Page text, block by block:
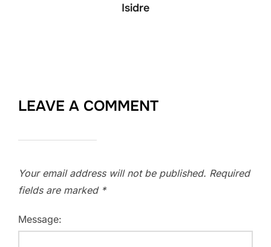
Isidre
LEAVE A COMMENT
Your email address will not be published. Required
fields are marked *
Message: